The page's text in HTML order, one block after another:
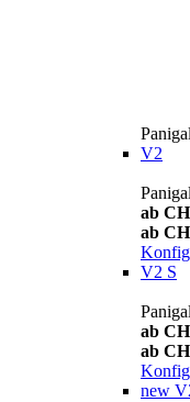
V2
ab
ab
V2 S
ab
ab
new